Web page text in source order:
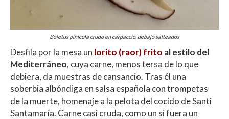
Boletus pinicola crudo en carpaccio, debajo salteados
Desfila por la mesa un lorito (raor) frito al estilo del
Mediterráneo, cuya carne, menos tersa de lo que
debiera, da muestras de cansancio. Tras él una
soberbia albóndiga en salsa española con trompetas
de la muerte, homenaje a la pelota del cocido de Santi
Santamaría. Carne casi cruda, como un si fuera un